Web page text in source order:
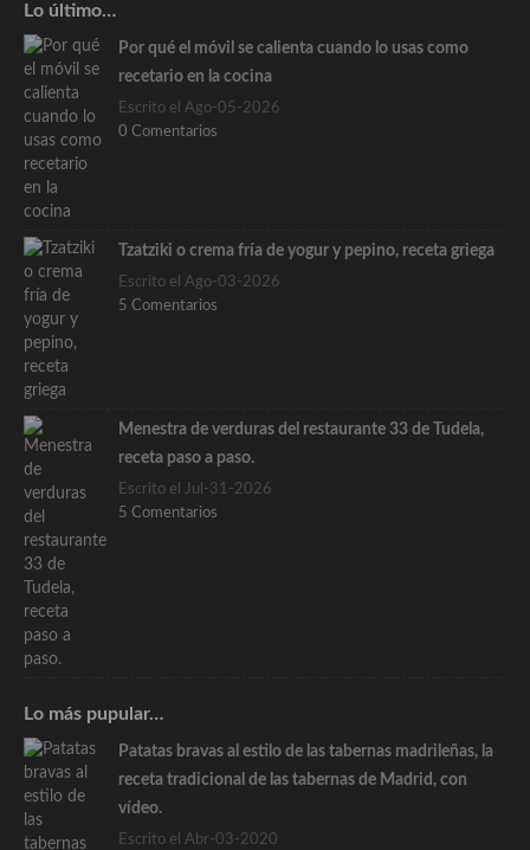
Lo último…
Por qué el móvil se calienta cuando lo usas como
recetario en la cocina
Escrito el Ago-05-2026
0 Comentarios
Tzatziki o crema fría de yogur y pepino, receta griega
Escrito el Ago-03-2026
5 Comentarios
Menestra de verduras del restaurante 33 de Tudela,
receta paso a paso.
Escrito el Jul-31-2026
5 Comentarios
Lo más pupular…
Patatas bravas al estilo de las tabernas madrileñas, la
receta tradicional de las tabernas de Madrid, con
vídeo.
Escrito el Abr-03-2020